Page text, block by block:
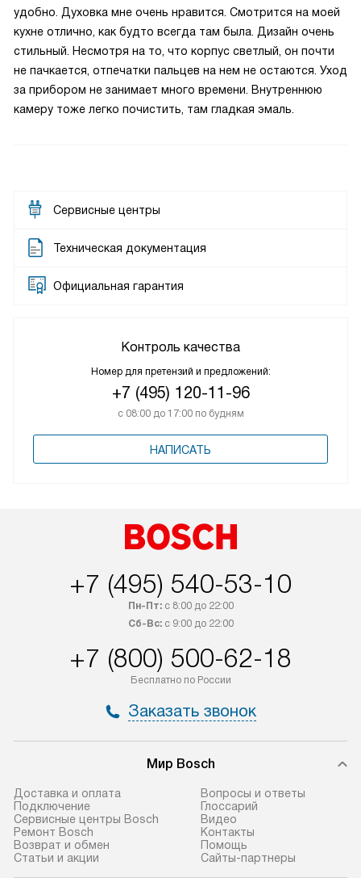
удобно. Духовка мне очень нравится. Смотрится на моей
кухне отлично, как будто всегда там была. Дизайн очень
стильный. Несмотря на то, что корпус светлый, он почти
не пачкается, отпечатки пальцев на нем не остаются. Уход
за прибором не занимает много времени. Внутреннюю
камеру тоже легко почистить, там гладкая эмаль.
Сервисные центры
Техническая документация
Официальная гарантия
Контроль качества
Номер для претензий и предложений:
+7 (495) 120-11-96
с 08:00 до 17:00 по будням
НАПИСАТЬ
+7 (495) 540-53-10
Пн-Пт:с 8:00 до 22:00
Сб-Вс:с 9:00 до 22:00
+7 (800) 500-62-18
Бесплатно по России
Заказать звонок
Мир Bosch
Доставка и оплата
Подключение
Сервисные центры Bosch
Ремонт Bosch
Возврат и обмен
Статьи и акции
Вопросы и ответы
Глоссарий
Видео
Контакты
Помощь
Сайты-партнеры